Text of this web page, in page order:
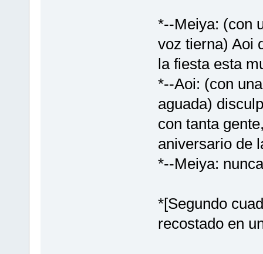
*--Meiya: (con
voz tierna) Aoi
la fiesta esta
*--Aoi: (con
aguada)
con tanta
aniversario de
*--Meiya:
*[Segundo
recostado en